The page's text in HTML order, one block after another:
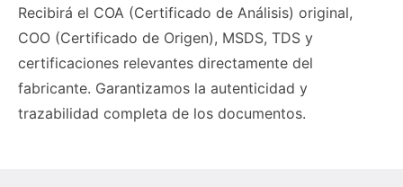
Recibirá el COA (Certificado de Análisis) original,
COO (Certificado de Origen), MSDS, TDS y
certificaciones relevantes directamente del
fabricante. Garantizamos la autenticidad y
trazabilidad completa de los documentos.